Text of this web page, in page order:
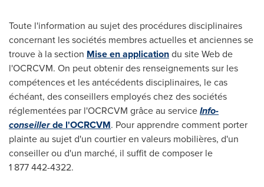
Toute l'information au sujet des procédures disciplinaires
concernant les sociétés membres actuelles et anciennes se
trouve à la section Mise en applicationdu site Web de
l'OCRCVM. On peut obtenir des renseignements sur les
compétences et les antécédents disciplinaires, le cas
échéant, des conseillers employés chez des sociétés
réglementées par l'OCRCVM grâce au serviceInfo-
conseillerde l'OCRCVM. Pour apprendre comment porter
plainte au sujet d'un courtier en valeurs mobilières, d'un
conseiller ou d'un marché, il suffit de composer le
1 877 442-4322.